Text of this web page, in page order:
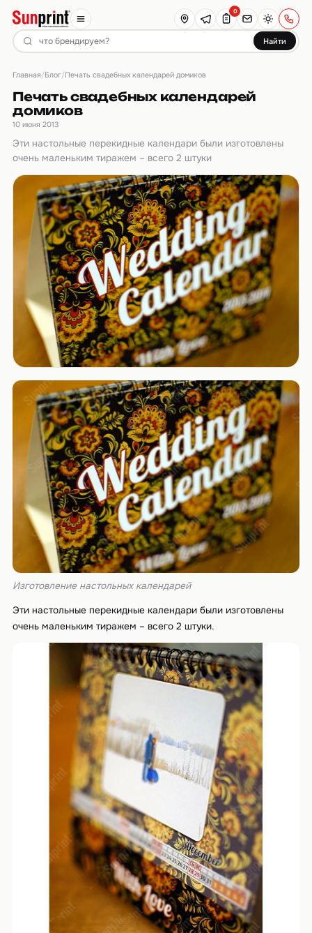
Найти
0
Главная/Блог/Печать свадебных календарей домиков
Печать свадебных календарей
домиков
10 июня 2013
Эти настольные перекидные календари были изготовлены
очень маленьким тиражем – всего 2 штуки
Изготовление настольных календарей
Эти настольные перекидные календари были изготовлены
очень маленьким тиражем – всего 2 штуки.